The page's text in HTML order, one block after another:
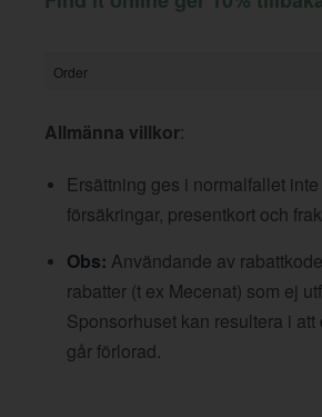
Order
Allmänna villkor:
Ersättning ges i normalfallet
försäkringar, presentkort och
Obs: Användande av
rabatter (t ex Mecenat) som ej
Sponsorhuset kan resultera i
går förlorad.